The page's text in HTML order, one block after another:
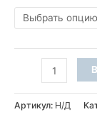
Количество
товара
Подоконник
Артикул: Н/Д